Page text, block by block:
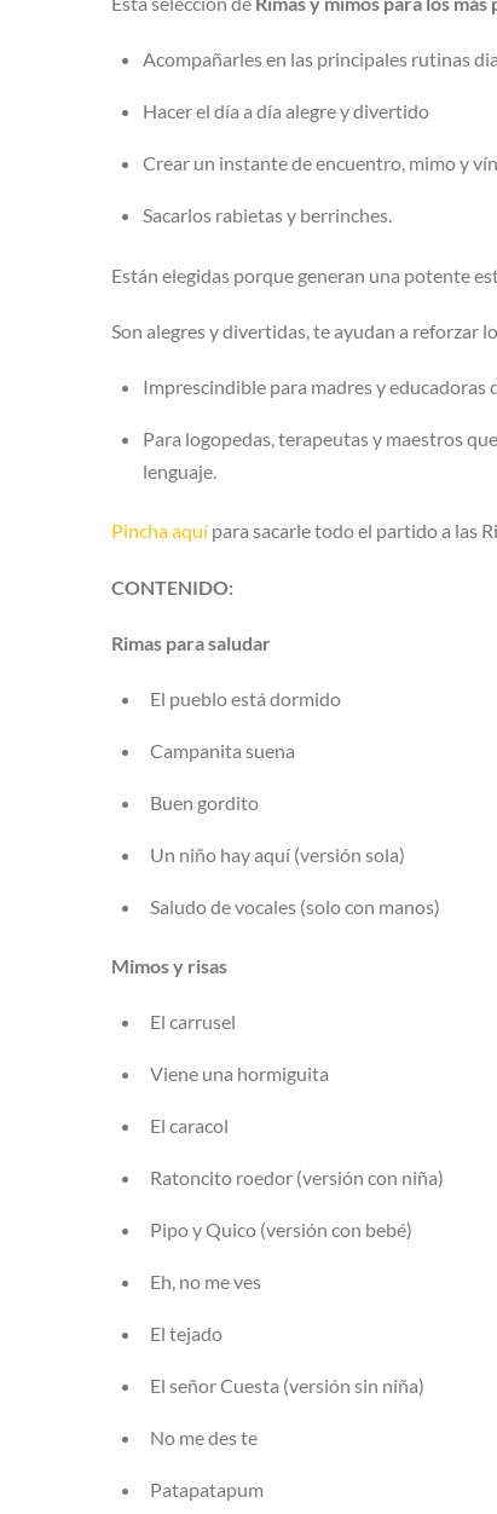
Acompañarles en las principales rutinas
Hacer el día a día alegre y divertido
Crear un instante de encuentro, mimo y
Sacarlos rabietas y berrinches.
Están elegidas porque generan una potente
Son alegres y divertidas, te ayudan a reforzar
Imprescindible para madres y educadoras
Para logopedas, terapeutas y maestros
lenguaje.
Pincha aquí para sacarle todo el partido a las
CONTENIDO:
Rimas para saludar
El pueblo está dormido
Campanita suena
Buen gordito
Un niño hay aquí (versión sola)
Saludo de vocales (solo con manos)
Mimos y risas
El carrusel
Viene una hormiguita
El caracol
Ratoncito roedor (versión con niña)
Pipo y Quico (versión con bebé)
Eh, no me ves
El tejado
El señor Cuesta (versión sin niña)
No me des te
Patapatapum